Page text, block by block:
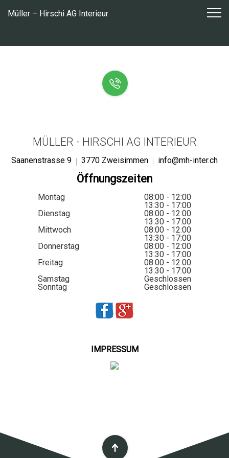
Inhalt
Müller – Hirschi AG Interieur
MÜLLER - HIRSCHI AG INTERIEUR
Saanenstrasse 9 3770 Zweisimmen info@mh-inter.ch
Öffnungszeiten
Montag
08:00 - 12:00
13:30 - 17:00
Dienstag
08:00 - 12:00
13:30 - 17:00
Mittwoch
08:00 - 12:00
13:30 - 17:00
Donnerstag
08:00 - 12:00
13:30 - 17:00
Freitag
08:00 - 12:00
13:30 - 17:00
Samstag
Geschlossen
Sonntag
Geschlossen
IMPRESSUM